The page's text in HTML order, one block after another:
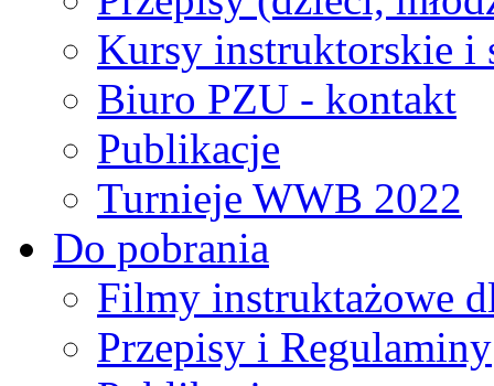
Kursy instruktorskie i
Biuro PZU - kontakt
Publikacje
Turnieje WWB 2022
Do pobrania
Filmy instruktażowe
Przepisy i Regulaminy